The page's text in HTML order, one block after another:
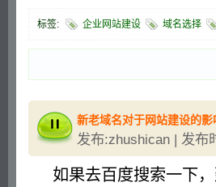
标签: 企业网站建设 域名选择
新老域名对于网站建设的影
发布:zhushican | 发布
如果去百度搜索一下